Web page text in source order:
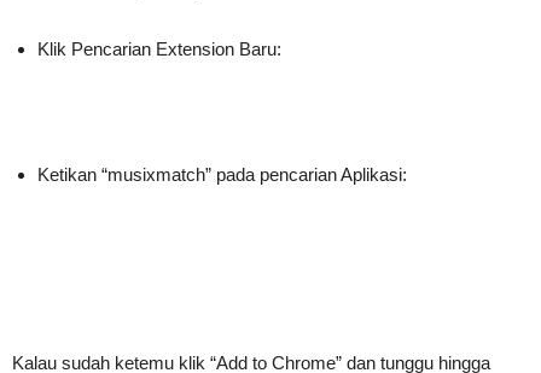
Klik Pencarian Extension Baru:
Ketikan “musixmatch” pada pencarian Aplikasi:
Kalau sudah ketemu klik “Add to Chrome” dan tunggu hingga